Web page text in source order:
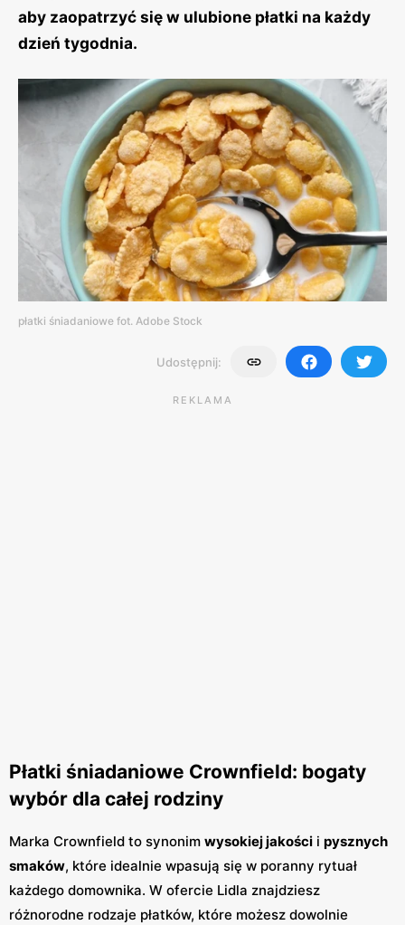
aby zaopatrzyć się w ulubione płatki na każdy
dzień tygodnia.
płatki śniadaniowe fot. Adobe Stock
Udostępnij:
REKLAMA
Płatki śniadaniowe Crownfield: bogaty
wybór dla całej rodziny
Marka Crownfield to synonim wysokiej jakości i pysznych
smaków, które idealnie wpasują się w poranny rytuał
każdego domownika. W ofercie Lidla znajdziesz
różnorodne rodzaje płatków, które możesz dowolnie